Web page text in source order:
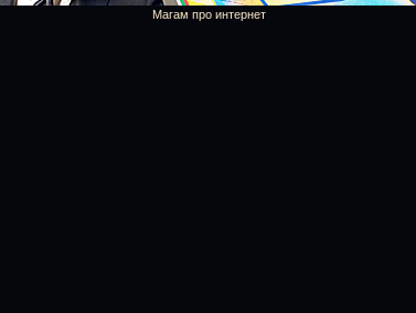
Магам про интернет